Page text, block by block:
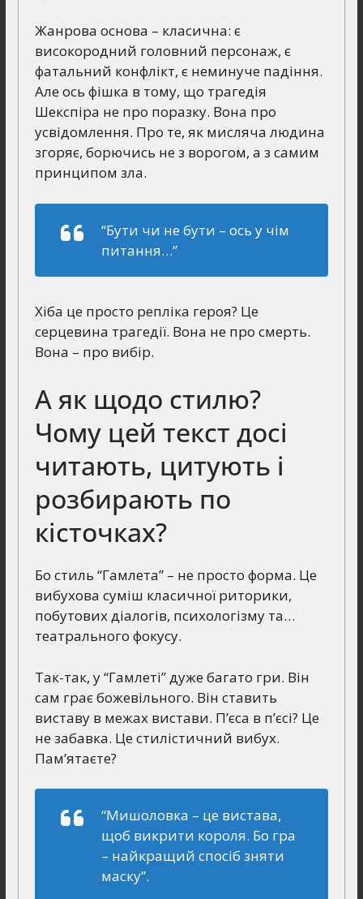
Жанрова основа – класична: є
високородний головний персонаж, є
фатальний конфлікт, є неминуче падіння.
Але ось фішка в тому, що трагедія
Шекспіра не про поразку. Вона про
усвідомлення. Про те, як мисляча людина
згоряє, борючись не з ворогом, а з самим
принципом зла.
“Бути чи не бути – ось у чім
питання…”
Хіба це просто репліка героя? Це
серцевина трагедії. Вона не про смерть.
Вона – про вибір.
А як щодо стилю?
Чому цей текст досі
читають, цитують і
розбирають по
кісточках?
Бо стиль “Гамлета” – не просто форма. Це
вибухова суміш класичної риторики,
побутових діалогів, психологізму та…
театрального фокусу.
Так-так, у “Гамлеті” дуже багато гри. Він
сам грає божевільного. Він ставить
виставу в межах вистави. П’єса в п’єсі? Це
не забавка. Це стилістичний вибух.
Пам’ятаєте?
“Мишоловка – це вистава,
щоб викрити короля. Бо гра
– найкращий спосіб зняти
маску”.